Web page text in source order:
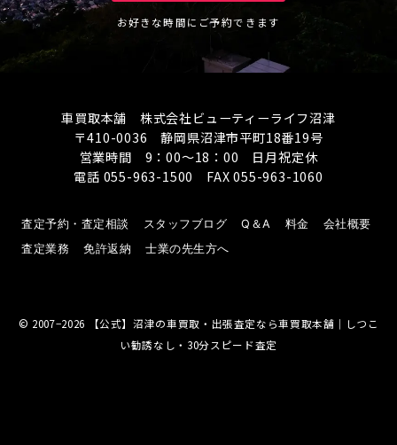
お好きな時間にご予約できます
車買取本舗 株式会社ビューティーライフ沼津
〒410-0036 静岡県沼津市平町18番19号
営業時間 9：00～18：00 日月祝定休
電話 055-963-1500 FAX 055-963-1060
査定予約・査定相談 スタッフブログ Q＆A 料金
会社概要
査定業務
免許返納 士業の先生方へ
© 2007−2026
【公式】沼津の車買取・出張査定なら車買取本舗｜しつこ
い勧誘なし・30分スピード査定